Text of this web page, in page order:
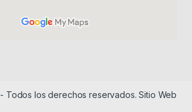
- Todos los derechos reservados. Sitio Web